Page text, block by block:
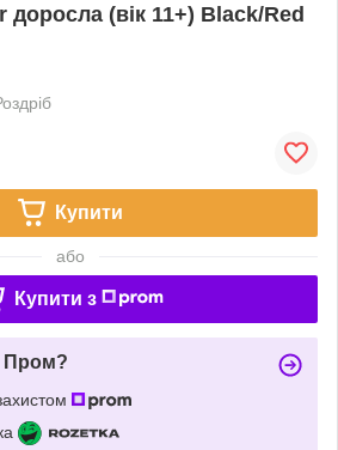
доросла (вік 11+) Black/Red
Купити
або
Купити з
Пром?